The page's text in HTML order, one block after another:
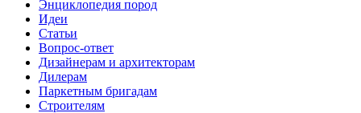
Энциклопедия пород
Идеи
Статьи
Вопрос-ответ
Дизайнерам и архитекторам
Дилерам
Паркетным бригадам
Строителям